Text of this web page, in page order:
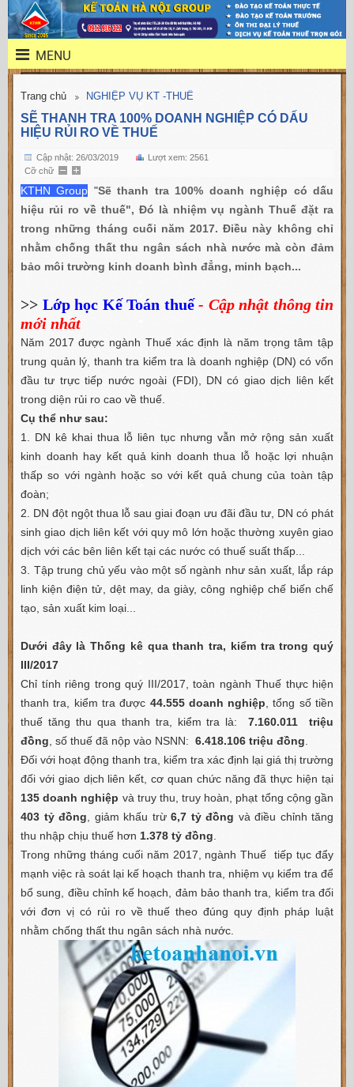
MENU
Trang chủ NGHIỆP VỤ KT -THUẾ
SẼ THANH TRA 100% DOANH NGHIỆP CÓ DẤU
HIỆU RỦI RO VỀ THUẾ
Cập nhật: 26/03/2019
Lượt xem: 2561
Cỡ chữ
KTHN Group "Sẽ thanh tra 100% doanh nghiệp có dấu
hiệu rủi ro về thuế", Đó là nhiệm vụ ngành Thuế đặt ra
trong những tháng cuối năm 2017. Điều này không chỉ
nhằm chống thất thu ngân sách nhà nước mà còn đảm
bảo môi trường kinh doanh bình đẳng, minh bạch...
>> Lớp học Kế Toán thuế- Cập nhật thông tin
mới nhất
Năm 2017 được ngành Thuế xác định là năm trọng tâm tập
trung quản lý, thanh tra kiểm tra là doanh nghiệp (DN) có vốn
đầu tư trực tiếp nước ngoài (FDI), DN có giao dịch liên kết
trong diện rủi ro cao về thuế.
Cụ thể như sau:
1. DN kê khai thua lỗ liên tục nhưng vẫn mở rộng sản xuất
kinh doanh hay kết quả kinh doanh thua lỗ hoặc lợi nhuận
thấp so với ngành hoặc so với kết quả chung của toàn tập
đoàn;
2. DN đột ngột thua lỗ sau giai đoạn ưu đãi đầu tư, DN có phát
sinh giao dịch liên kết với quy mô lớn hoặc thường xuyên giao
dịch với các bên liên kết tại các nước có thuế suất thấp...
3. Tập trung chủ yếu vào một số ngành như sản xuất, lắp ráp
linh kiện điện tử, dệt may, da giày, công nghiệp chế biến chế
tạo, sản xuất kim loại...
Dưới đây là Thống kê qua thanh tra, kiểm tra trong quý
III/2017
Chỉ tính riêng trong quý III/2017, toàn ngành Thuế thực hiện
thanh tra, kiểm tra được 44.555 doanh nghiệp , tổng số tiền
thuế tăng thu qua thanh tra, kiểm tra là:
7.160.011 triệu
đồng , số thuế đã nộp vào NSNN: 6.418.106 triệu đồng
Đối với hoạt động thanh tra, kiểm tra xác định lại giá thị trường
đối với giao dịch liên kết, cơ quan chức năng đã thực hiện tại
135 doanh nghiệp và truy thu, truy hoàn, phạt tổng cộng gần
403 tỷ đồng , giảm khấu trừ6,7 tỷ đồng và điều chỉnh tăng
thu nhập chịu thuế hơn 1.378 tỷ đồng
Trong những tháng cuối năm 2017, ngành Thuế tiếp tục đẩy
mạnh việc rà soát lại kế hoạch thanh tra, nhiệm vụ kiểm tra để
bổ sung, điều chỉnh kế hoạch, đảm bảo thanh tra, kiểm tra đối
với đơn vị có rủi ro về thuế theo đúng quy định pháp luật
nhằm chống thất thu ngân sách nhà nước.